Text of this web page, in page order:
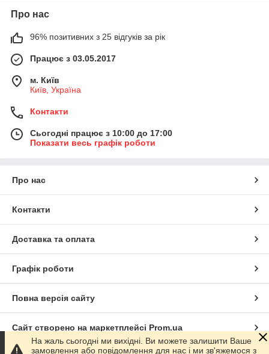
Про нас
96% позитивних з 25 відгуків за рік
Працює з 03.05.2017
м. Київ
Київ, Україна
Контакти
Сьогодні працює з 10:00 до 17:00
Показати весь графік роботи
Про нас
Контакти
Доставка та оплата
Графік роботи
Повна версія сайту
Сайт створено на маркетплейсі Prom.ua
На жаль сьогодні ми вихідні. Ви можете залишити Ваше
замовлення або повідомлення для нас і ми зв'яжемося з